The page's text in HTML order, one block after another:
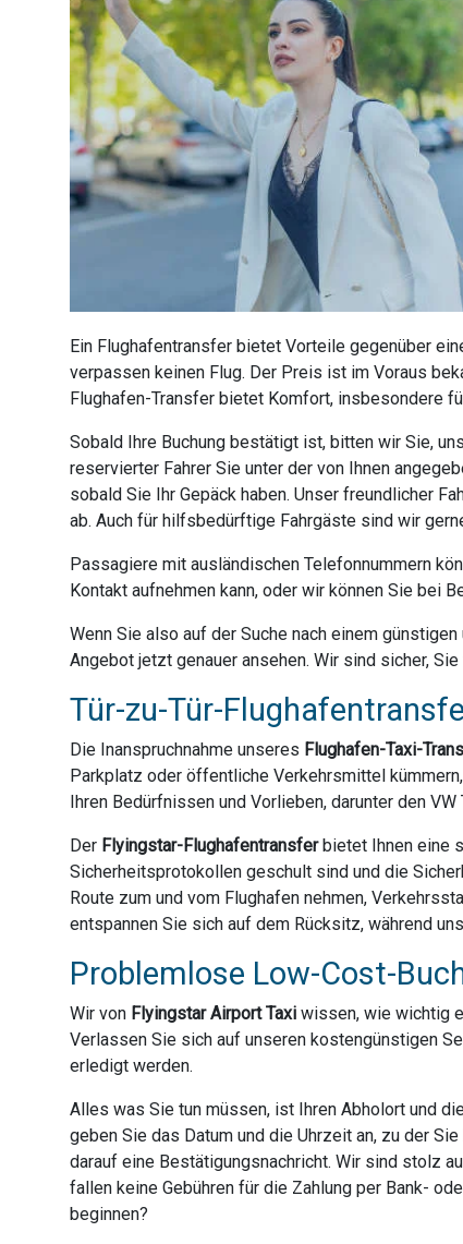
Ein Flughafentransfer bietet Vorteile gegenüber
verpassen keinen Flug. Der Preis ist im Voraus
Flughafen-Transfer bietet Komfort, insbesondere
Sobald Ihre Buchung bestätigt ist, bitten wir Sie,
reservierter Fahrer Sie unter der von Ihnen
sobald Sie Ihr Gepäck haben. Unser freundlicher
ab. Auch für hilfsbedürftige Fahrgäste sind wir
Passagiere mit ausländischen Telefonnummern
Kontakt aufnehmen kann, oder wir können Sie bei
Wenn Sie also auf der Suche nach einem
Angebot jetzt genauer ansehen. Wir sind sicher,
Tür-zu-Tür-
Die Inanspruchnahme unseres Flughafen-Taxi-
Parkplatz oder öffentliche Verkehrsmittel
Ihren Bedürfnissen und Vorlieben, darunter den
Der Flyingstar-Flughafentransferbietet Ihnen eine
Sicherheitsprotokollen geschult sind und die
Route zum und vom Flughafen nehmen,
entspannen Sie sich auf dem Rücksitz, während
Problemlose Low-Cost-
Wir von Flyingstar Airport Taxi wissen, wie wichtig
Verlassen Sie sich auf unseren kostengünstigen
erledigt werden.
Alles was Sie tun müssen, ist Ihren Abholort und
geben Sie das Datum und die Uhrzeit an, zu der
darauf eine Bestätigungsnachricht. Wir sind stolz
fallen keine Gebühren für die Zahlung per Bank-
beginnen?